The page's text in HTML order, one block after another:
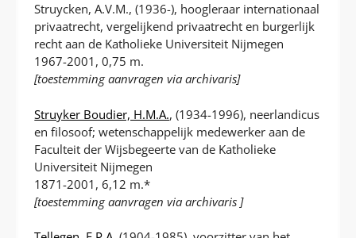
Struycken, A.V.M., (1936-), hoogleraar internationaal
privaatrecht, vergelijkend privaatrecht en burgerlijk
recht aan de Katholieke Universiteit Nijmegen
1967-2001, 0,75 m.
[toestemming aanvragen via archivaris]
Struyker Boudier, H.M.A., (1934-1996), neerlandicus
en filosoof; wetenschappelijk medewerker aan de
Faculteit der Wijsbegeerte van de Katholieke
Universiteit Nijmegen
1871-2001, 6,12 m.*
[toestemming aanvragen via archivaris ]